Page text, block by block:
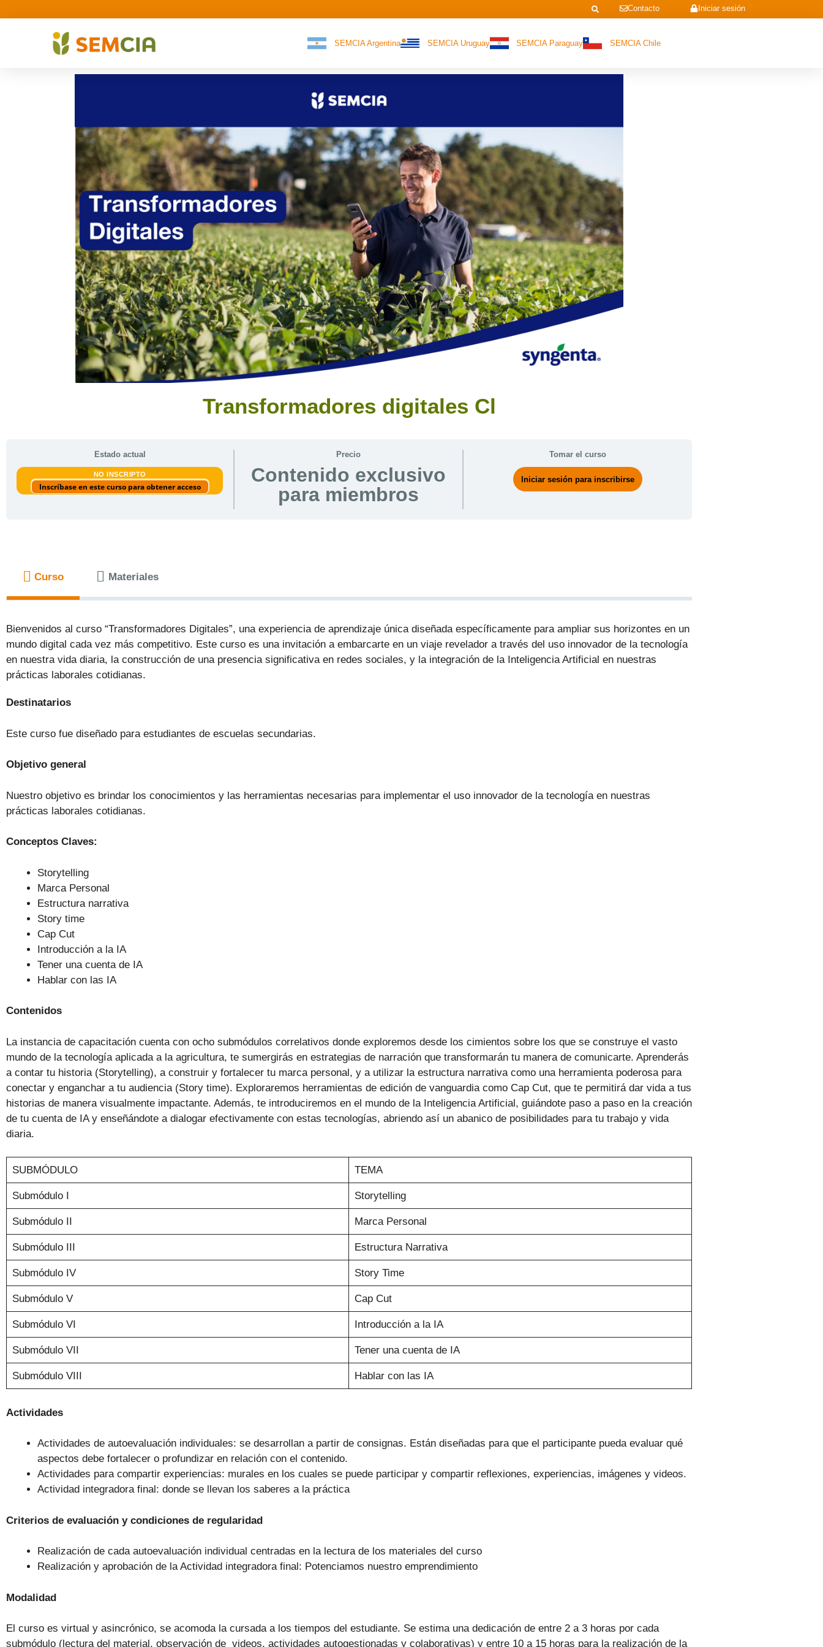
Iniciar sesión
Contacto
SEMCIA Argentina SEMCIA Uruguay SEMCIA Paraguay SEMCIA Chile
Transformadores digitales Cl
Estado actual
NO INSCRIPTO
Inscríbase en este curso para obtener acceso
Precio
Contenido exclusivo
para miembros
Tomar el curso
Iniciar sesión para inscribirse
Curso Materiales
Bienvenidos al curso “Transformadores Digitales”, una experiencia de aprendizaje única diseñada específicamente para ampliar sus horizontes en un
mundo digital cada vez más competitivo. Este curso es una invitación a embarcarte en un viaje revelador a través del uso innovador de la tecnología
en nuestra vida diaria, la construcción de una presencia significativa en redes sociales, y la integración de la Inteligencia Artificial en nuestras
prácticas laborales cotidianas.
Destinatarios
Este curso fue diseñado para estudiantes de escuelas secundarias.
Objetivo general
Nuestro objetivo es brindar los conocimientos y las herramientas necesarias para implementar el uso innovador de la tecnología en nuestras
prácticas laborales cotidianas.
Conceptos Claves:
Storytelling
Marca Personal
Estructura narrativa
Story time
Cap Cut
Introducción a la IA
Tener una cuenta de IA
Hablar con las IA
Contenidos
La instancia de capacitación cuenta con ocho submódulos correlativos donde exploremos desde los cimientos sobre los que se construye el vasto
mundo de la tecnología aplicada a la agricultura, te sumergirás en estrategias de narración que transformarán tu manera de comunicarte. Aprenderás
a contar tu historia (Storytelling), a construir y fortalecer tu marca personal, y a utilizar la estructura narrativa como una herramienta poderosa para
conectar y enganchar a tu audiencia (Story time). Exploraremos herramientas de edición de vanguardia como Cap Cut, que te permitirá dar vida a tus
historias de manera visualmente impactante. Además, te introduciremos en el mundo de la Inteligencia Artificial, guiándote paso a paso en la creación
de tu cuenta de IA y enseñándote a dialogar efectivamente con estas tecnologías, abriendo así un abanico de posibilidades para tu trabajo y vida
diaria.
SUBMÓDULO TEMA
Submódulo I Storytelling
Submódulo II Marca Personal
Submódulo III Estructura Narrativa
Submódulo IV Story Time
Submódulo V Cap Cut
Submódulo VI Introducción a la IA
Submódulo VII Tener una cuenta de IA
Submódulo VIII Hablar con las IA
Actividades
Actividades de autoevaluación individuales: se desarrollan a partir de consignas. Están diseñadas para que el participante pueda evaluar qué
aspectos debe fortalecer o profundizar en relación con el contenido.
Actividades para compartir experiencias: murales en los cuales se puede participar y compartir reflexiones, experiencias, imágenes y videos.
Actividad integradora final: donde se llevan los saberes a la práctica
Criterios de evaluación y condiciones de regularidad
Realización de cada autoevaluación individual centradas en la lectura de los materiales del curso
Realización y aprobación de la Actividad integradora final: Potenciamos nuestro emprendimiento
Modalidad
El curso es virtual y asincrónico, se acomoda la cursada a los tiempos del estudiante. Se estima una dedicación de entre 2 a 3 horas por cada
submódulo (lectura del material, observación de videos, actividades autogestionadas y colaborativas) y entre 10 a 15 horas para la realización de la